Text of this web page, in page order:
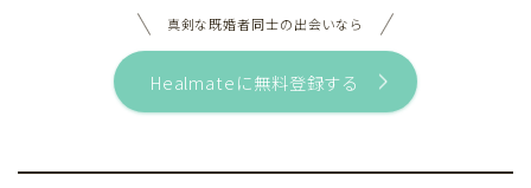
真剣な既婚者同士の出会いなら
Healmateに無料登録する